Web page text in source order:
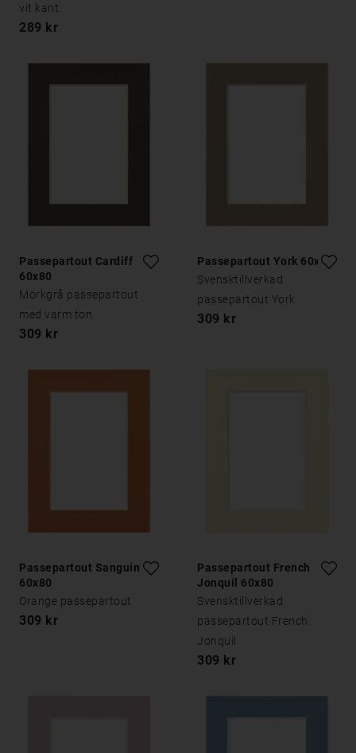
vit kant
289 kr
Passepartout Cardiff
60x80
Mörkgrå passepartout
med varm ton
309 kr
Passepartout York 60x80
Svensktillverkad
passepartout York
309 kr
Passepartout Sanguine
60x80
Orange passepartout
309 kr
Passepartout French
Jonquil 60x80
Svensktillverkad
passepartout French
Jonquil
309 kr